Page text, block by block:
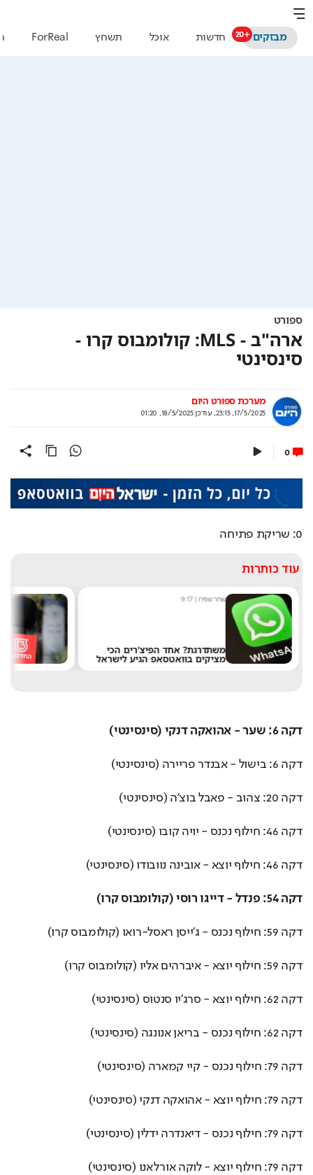
מבזקים חדשות אוכל תשחץ ForReal
ספורט
ארה"ב - MLS: קולומבוס קרו -
סינסינטי
מערכת ספורט היום
17/5/2025, 23:15
, עודכן18/5/2025, 01:20
0
0: שריקת פתיחה
עוד כותרות
שחר שפירו |
9:17
משתדרגת? אחד הפיצ'רים הכי
מציקים בוואטסאפ הגיע לישראל
דקה 6: שער - אהואקה דנקי (סינסינטי)
דקה 6: בישול - אבנדר פריירה (סינסינטי)
דקה 20: צהוב - פאבל בוצ'ה (סינסינטי)
דקה 46: חילוף נכנס - יויה קובו (סינסינטי)
דקה 46: חילוף יוצא - אובינה נוובודו (סינסינטי)
דקה 54: פנדל - דייגו רוסי (קולומבוס קרו)
דקה 59: חילוף נכנס - ג'ייסן ראסל-רואו (קולומבוס קרו)
דקה 59: חילוף יוצא - איברהים אליו (קולומבוס קרו)
דקה 62: חילוף יוצא - סרג'יו סנטוס (סינסינטי)
דקה 62: חילוף נכנס - בריאן אנונגה (סינסינטי)
דקה 79: חילוף נכנס - קיי קמארה (סינסינטי)
דקה 79: חילוף יוצא - אהואקה דנקי (סינסינטי)
דקה 79: חילוף נכנס - דיאנדרה ידלין (סינסינטי)
דקה 79: חילוף יוצא - לוקה אורלאנו (סינסינטי)